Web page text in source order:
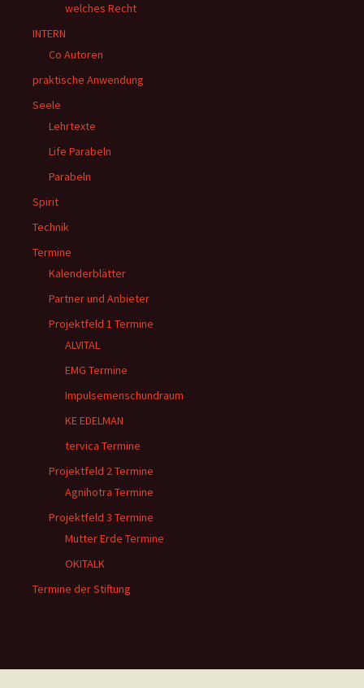
welches Recht
INTERN
Co Autoren
praktische Anwendung
Seele
Lehrtexte
Life Parabeln
Parabeln
Spirit
Technik
Termine
Kalenderblätter
Partner und Anbieter
Projektfeld 1 Termine
ALVITAL
EMG Termine
Impulsemenschundraum
KE EDELMAN
tervica Termine
Projektfeld 2 Termine
Agnihotra Termine
Projektfeld 3 Termine
Mutter Erde Termine
OKITALK
Termine der Stiftung